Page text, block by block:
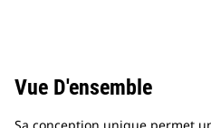
Vue D'ensemble